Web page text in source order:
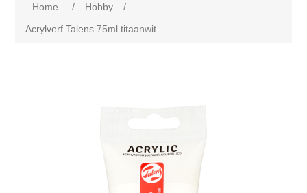
Home / Hobby
/
Acrylverf Talens 75ml titaanwit